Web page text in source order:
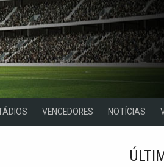
VENCEDORES NOTÍCIAS